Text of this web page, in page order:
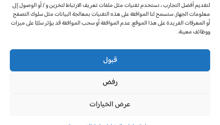
لتقديم أفضل التجارب ، نستخدم تقنيات مثل ملفات تعريف الارتباط لتخزين و / أو الوصول إلى
معلومات الجهاز. ستسمح لنا الموافقة على هذه التقنيات بمعالجة البيانات مثل سلوك التصفح
أو المعرفات الفريدة على هذا الموقع. عدم الموافقة أو سحب الموافقة قد يؤثر سلبًا على ميزات
ووظائف معينة.
قبول
رفض
عرض الخيارات